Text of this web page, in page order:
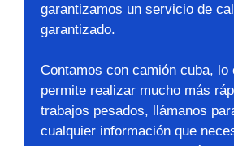
garantizamos un servicio de
garantizado.
Contamos con camión cuba, lo
permite realizar mucho más
trabajos pesados, llámanos
cualquier información que